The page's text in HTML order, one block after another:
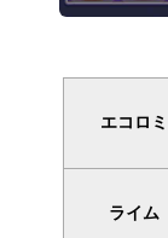
エコロミ
ライム